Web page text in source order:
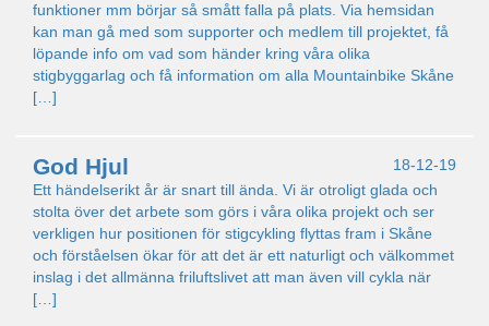
funktioner mm börjar så smått falla på plats. Via hemsidan
kan man gå med som supporter och medlem till projektet, få
löpande info om vad som händer kring våra olika
stigbyggarlag och få information om alla Mountainbike Skåne
[…]
18-12-19
God Hjul
Ett händelserikt år är snart till ända. Vi är otroligt glada och
stolta över det arbete som görs i våra olika projekt och ser
verkligen hur positionen för stigcykling flyttas fram i Skåne
och förståelsen ökar för att det är ett naturligt och välkommet
inslag i det allmänna friluftslivet att man även vill cykla när
[…]